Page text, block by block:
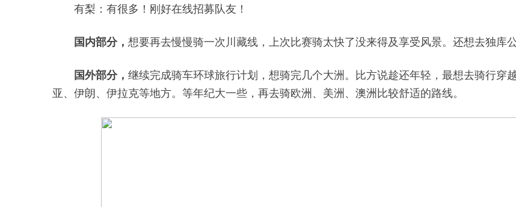
有梨：有很多！刚好在线招募队友！
国内部分， 想要再去慢慢骑一次川藏线，上次比赛骑太快了没来得及享受风景。还想去独库
国外部分， 继续完成骑车环球旅行计划，想骑完几个大洲。比方说趁还年轻，最想去骑行穿
亚、伊朗、伊拉克等地方。等年纪大一些，再去骑欧洲、美洲、澳洲比较舒适的路线。